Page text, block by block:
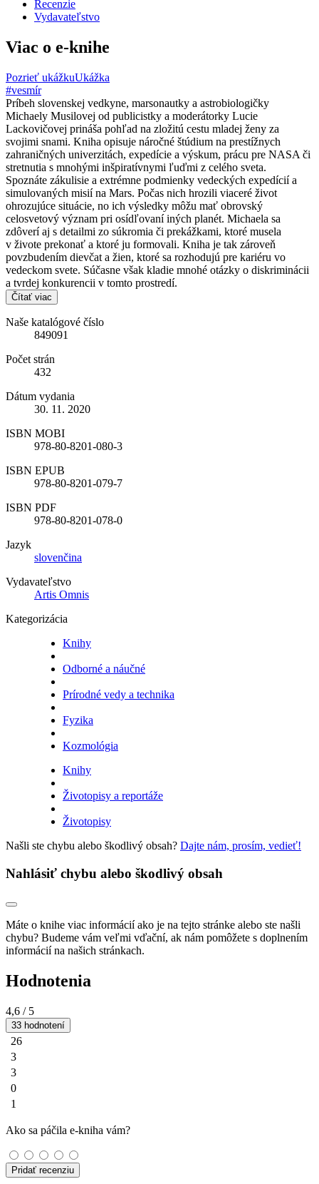
Recenzie
Vydavateľstvo
Viac o e-knihe
Pozrieť ukážkuUkážka
#vesmír
Príbeh slovenskej vedkyne, marsonautky a astrobiologičky
Michaely Musilovej od publicistky a moderátorky Lucie
Lackovičovej prináša pohľad na zložitú cestu mladej ženy za
svojimi snami. Kniha opisuje náročné štúdium na prestížnych
zahraničných univerzitách, expedície a výskum, prácu pre NASA či
stretnutia s mnohými inšpiratívnymi ľuďmi z celého sveta.
Spoznáte zákulisie a extrémne podmienky vedeckých expedícií a
simulovaných misií na Mars. Počas nich hrozili viaceré život
ohrozujúce situácie, no ich výsledky môžu mať obrovský
celosvetový význam pri osídľovaní iných planét. Michaela sa
zdôverí aj s detailmi zo súkromia či prekážkami, ktoré musela
v živote prekonať a ktoré ju formovali. Kniha je tak zároveň
povzbudením dievčat a žien, ktoré sa rozhodujú pre kariéru vo
vedeckom svete. Súčasne však kladie mnohé otázky o diskriminácii
a tvrdej konkurencii v tomto prostredí.
Čítať viac
Naše katalógové číslo
849091
Počet strán
432
Dátum vydania
30. 11. 2020
ISBN MOBI
978-80-8201-080-3
ISBN EPUB
978-80-8201-079-7
ISBN PDF
978-80-8201-078-0
Jazyk
slovenčina
Vydavateľstvo
Artis Omnis
Kategorizácia
Knihy
Odborné a náučné
Prírodné vedy a technika
Fyzika
Kozmológia
Knihy
Životopisy a reportáže
Životopisy
Našli ste chybu alebo škodlivý obsah? Dajte nám, prosím, vedieť!
Nahlásiť chybu alebo škodlivý obsah
Máte o knihe viac informácií ako je na tejto stránke alebo ste našli
chybu? Budeme vám veľmi vďační, ak nám pomôžete s doplnením
informácií na našich stránkach.
Hodnotenia
4,6 / 5
33 hodnotení
26
3
3
0
1
Ako sa páčila e-kniha vám?
Pridať recenziu